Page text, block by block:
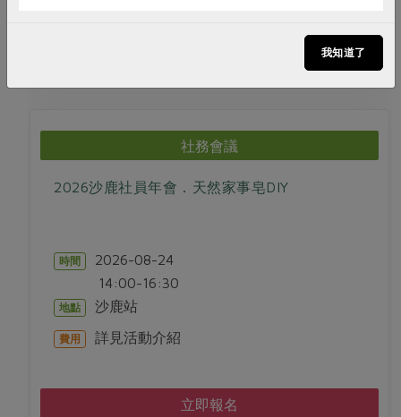
社務會議
2026沙鹿社員年會．天然家事皂DIY
時間 2026-08-24
14:00-16:30
地點 沙鹿站
費用 詳見活動介紹
立即報名
我知道了